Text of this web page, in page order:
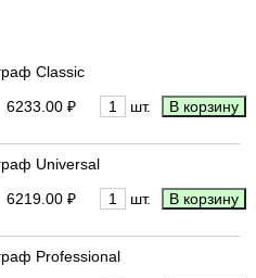
Сlassic
6233.00 ₽
шт.
Universal
6219.00 ₽
шт.
Professional